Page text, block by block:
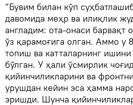
“Бувим билан кўп
давомида меҳр ва илиқлик
англадим: ота-онаси барвақт
ўз қарамоғига олган. Аммо у
топиш ва катталарнинг
бўлган. У ҳали ўсмирлик
қийинчиликларини ва
урушдан кейин эса ҳамма
эришди. Шунча